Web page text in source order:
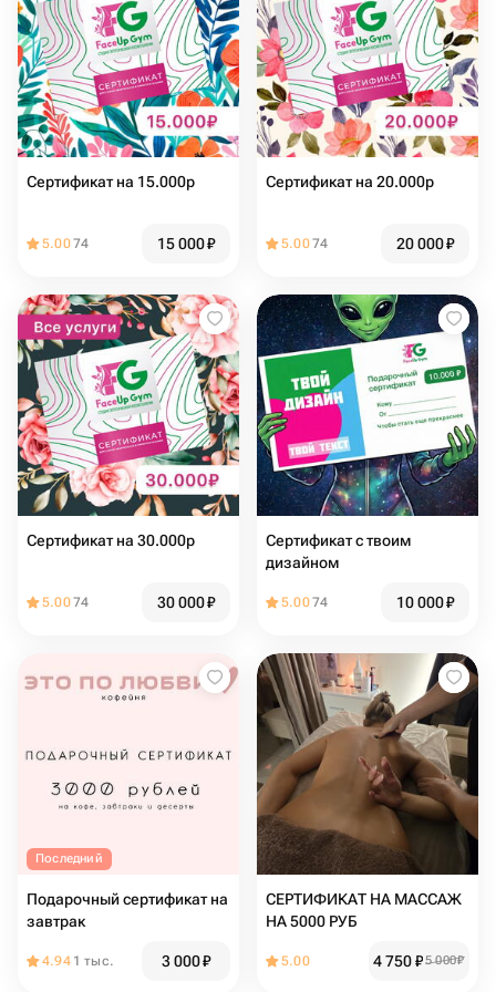
Сертификат на 15.000р
5.0074 15 000₽
Сертификат на 20.000р
5.0074 20 000₽
Сертификат на 30.000р
5.0074 30 000₽
Сертификат с твоим
дизайном
5.0074 10 000₽
Последний
Подарочный сертификат на
завтрак
4.94 1 тыс. 3 000₽
СЕРТИФИКАТ НА МАССАЖ
НА 5000 РУБ
5.00 4 750₽5 000₽